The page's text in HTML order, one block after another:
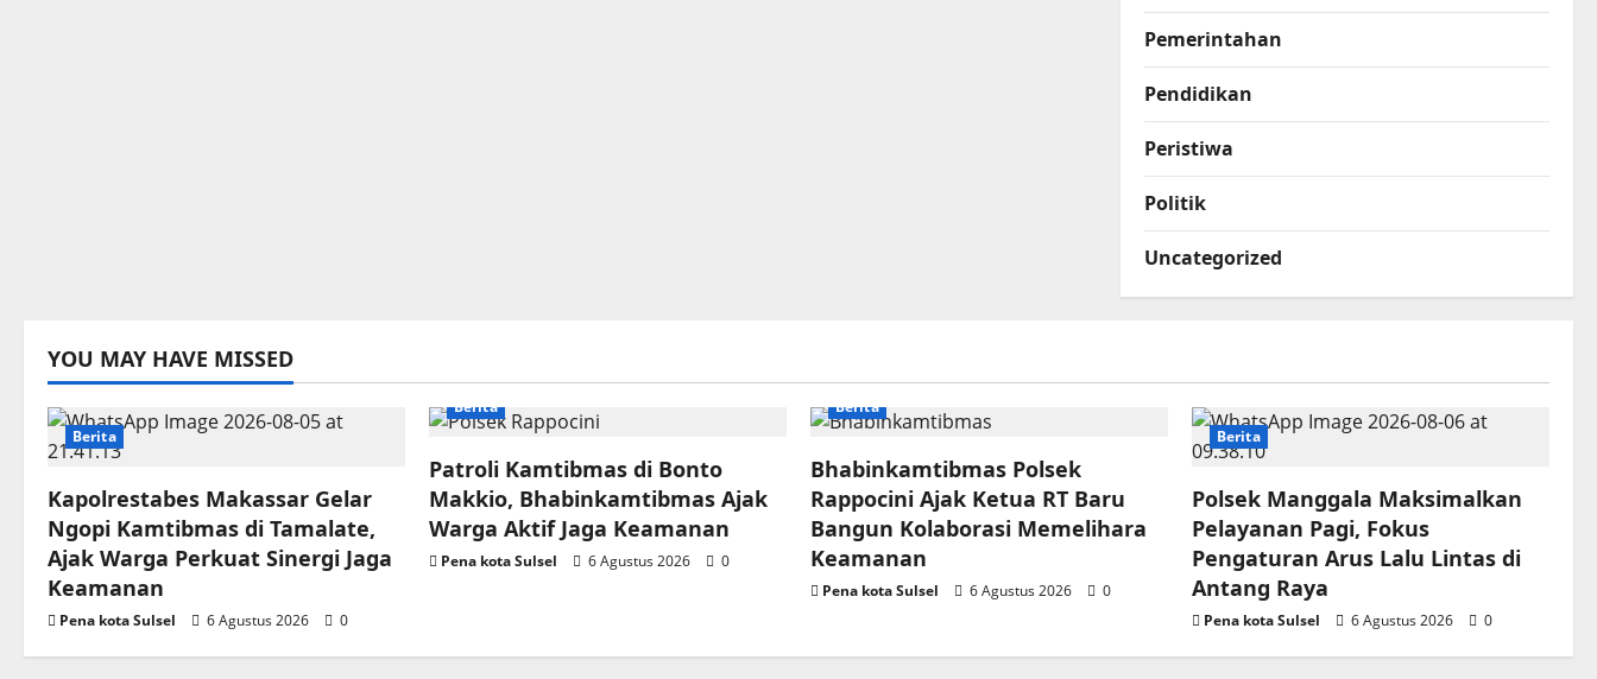
Pemerintahan
Pendidikan
Peristiwa
Politik
Uncategorized
YOU MAY HAVE MISSED
Berita
Kapolrestabes Makassar Gelar
Ngopi Kamtibmas di Tamalate,
Ajak Warga Perkuat Sinergi Jaga
Keamanan
Pena kota Sulsel 6 Agustus 2026 0
Berita
Patroli Kamtibmas di Bonto
Makkio, Bhabinkamtibmas Ajak
Warga Aktif Jaga Keamanan
Pena kota Sulsel 6 Agustus 2026 0
Berita
Bhabinkamtibmas Polsek
Rappocini Ajak Ketua RT Baru
Bangun Kolaborasi Memelihara
Keamanan
Pena kota Sulsel 6 Agustus 2026 0
Berita
Polsek Manggala Maksimalkan
Pelayanan Pagi, Fokus
Pengaturan Arus Lalu Lintas di
Antang Raya
Pena kota Sulsel 6 Agustus 2026 0